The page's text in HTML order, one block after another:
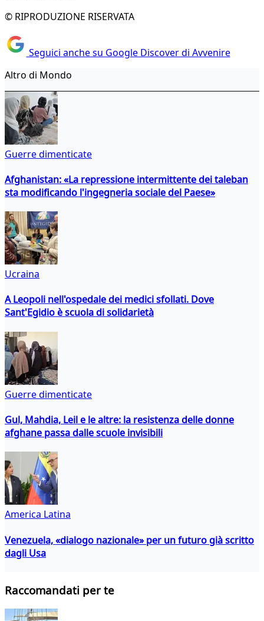
© RIPRODUZIONE RISERVATA
Seguici anche su Google Discover di Avvenire
Altro di Mondo
Guerre dimenticate
Afghanistan: «La repressione intermittente dei taleban
sta modificando l'ingegneria sociale del Paese»
Ucraina
A Leopoli nell'ospedale dei medici sfollati. Dove
Sant'Egidio è scuola di solidarietà
Guerre dimenticate
Gul, Mahdia, Leil e le altre: la resistenza delle donne
afghane passa dalle scuole invisibili
America Latina
Venezuela, «dialogo nazionale» per un futuro già scritto
dagli Usa
Raccomandati per te